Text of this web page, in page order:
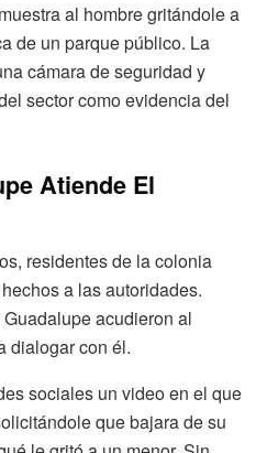
al hombre gritándole a
de un parque público. La
cámara de seguridad y
sector como evidencia del
Atiende El
residentes de la colonia
a las autoridades.
acudieron al
dialogar con él.
sociales un video en el que
que bajara de su